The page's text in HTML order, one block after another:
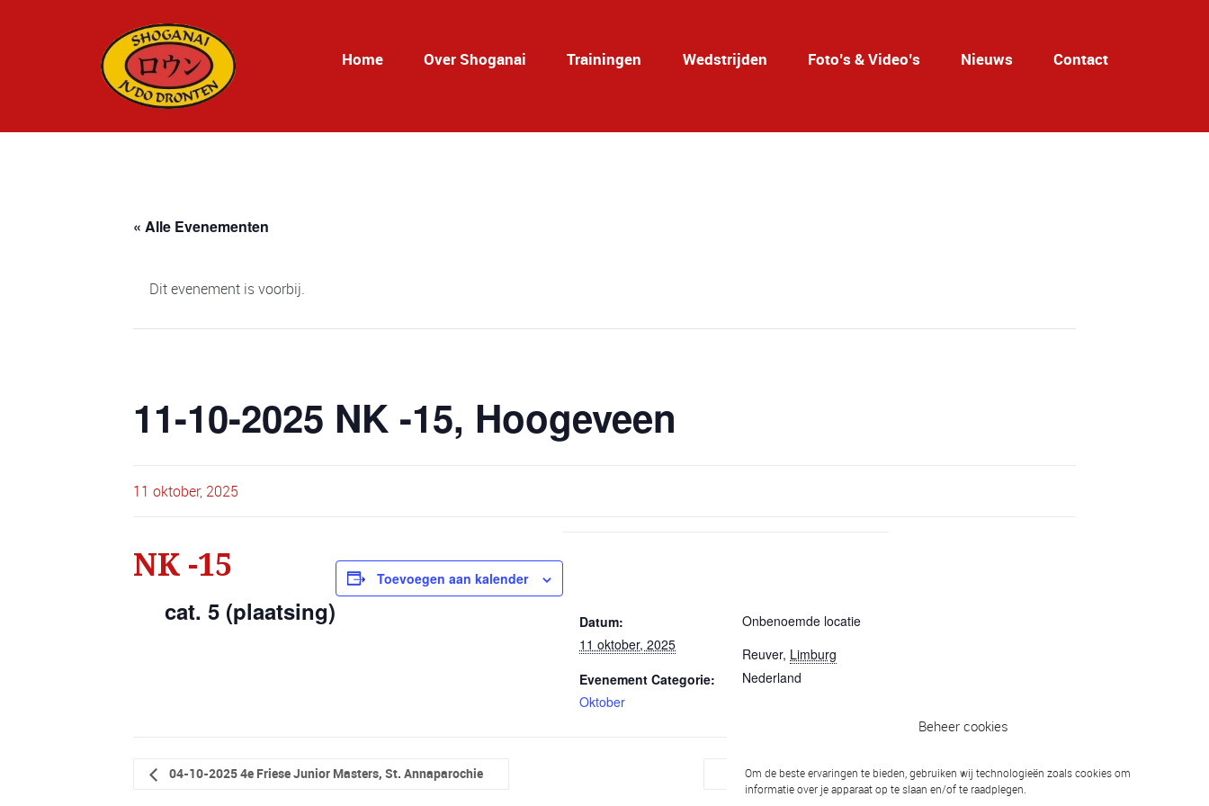
Beheer cookies
Om de beste ervaringen te bieden, gebruiken wij technologieën zoals cookies om
informatie over je apparaat op te slaan en/of te raadplegen.
Home Over Shoganai Trainingen Wedstrijden Foto’s & Video’s Nieuws Contact
« Alle Evenementen
Dit evenement is voorbij.
11-10-2025 NK -15, Hoogeveen
11 oktober, 2025
NK -15
cat. 5 (plaatsing)
Toevoegen aan kalender
Datum:
11 oktober, 2025
Evenement Categorie:
Oktober
Onbenoemde locatie
Reuver, Limburg
Nederland
04-10-2025 4e Friese Junior Masters, St. Annaparochie 18-10-2025 Open Drentse Kampioenschappen, Emmen